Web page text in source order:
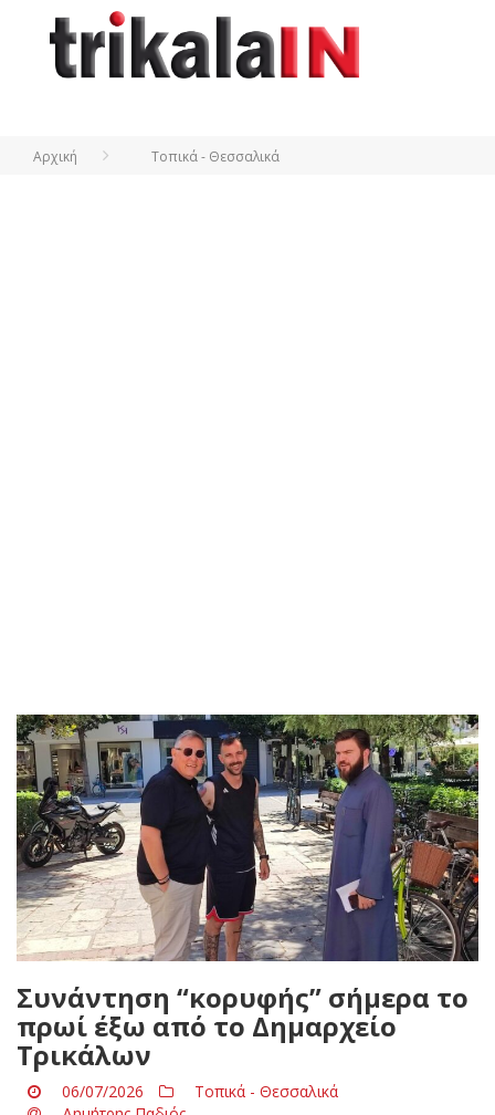
Αρχική Τοπικά - Θεσσαλικά
Συνάντηση “κορυφής” σήμερα το
πρωί έξω από το Δημαρχείο
Τρικάλων
06/07/2026
Τοπικά - Θεσσαλικά